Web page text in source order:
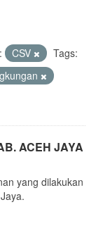
CSV
Tags:
ACEH JAYA
yang dilakukan